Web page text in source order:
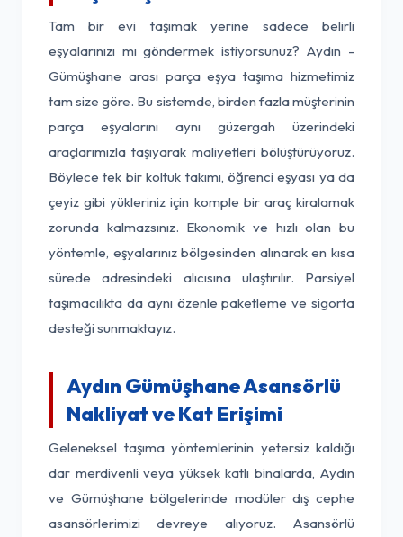
Tam bir evi taşımak yerine sadece belirli
eşyalarınızı mı göndermek istiyorsunuz? Aydın -
Gümüşhane arası parça eşya taşıma hizmetimiz
tam size göre. Bu sistemde, birden fazla müşterinin
parça eşyalarını aynı güzergah üzerindeki
araçlarımızla taşıyarak maliyetleri bölüştürüyoruz.
Böylece tek bir koltuk takımı, öğrenci eşyası ya da
çeyiz gibi yükleriniz için komple bir araç kiralamak
zorunda kalmazsınız. Ekonomik ve hızlı olan bu
yöntemle, eşyalarınız bölgesinden alınarak en kısa
sürede adresindeki alıcısına ulaştırılır. Parsiyel
taşımacılıkta da aynı özenle paketleme ve sigorta
desteği sunmaktayız.
Aydın Gümüşhane Asansörlü
Nakliyat ve Kat Erişimi
Geleneksel taşıma yöntemlerinin yetersiz kaldığı
dar merdivenli veya yüksek katlı binalarda, Aydın
ve Gümüşhane bölgelerinde modüler dış cephe
asansörlerimizi devreye alıyoruz. Asansörlü